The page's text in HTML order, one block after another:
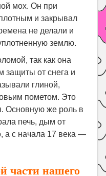
мох. Он при
и закрывал
не делали и
землю.
так как она
защиты от снега и
глиной,
пометом. Это
Основную же роль в
печь, дым от
а с начала 17 века —
части нашего